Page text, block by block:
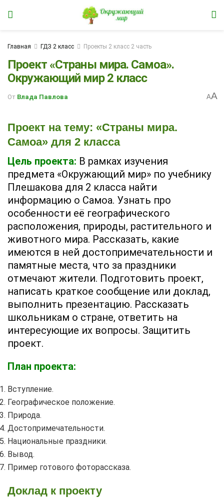
Главная ГДЗ 2 класс Проекты 2 класс 2 часть
Проект «Страны мира. Самоа».
Окружающий мир 2 класс
От Влада Павлова AA
Проект на тему: «Страны мира.
Самоа» для 2 класса
Цель проекта: В рамках изучения
предмета «Окружающий мир» по учебнику
Плешакова для 2 класса найти
информацию о Самоа. Узнать про
особенности её географического
расположения, природы, растительного и
животного мира. Рассказать, какие
имеются в ней достопримечательности и
памятные места, что за праздники
отмечают жители. Подготовить проект,
написать краткое сообщение или доклад,
выполнить презентацию. Рассказать
школьникам о стране, ответить на
интересующие их вопросы. Защитить
проект.
План проекта:
Вступление.
Географическое положение.
Природа.
Достопримечательности.
Национальные праздники.
Вывод.
Пример готового фоторассказа.
Доклад к проекту